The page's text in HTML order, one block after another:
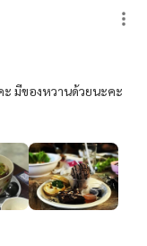
ะ มีของหวานด้วยนะคะ